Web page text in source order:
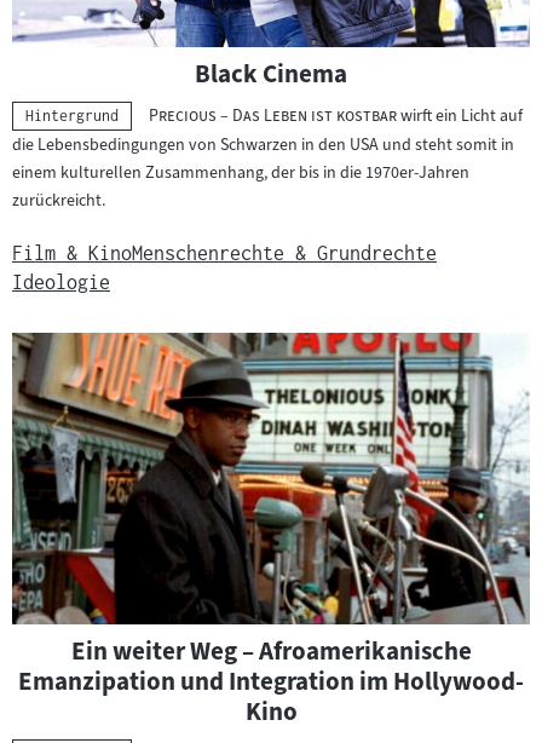
Black Cinema
Kategorie:
Hintergrund "Precious – Das Leben ist kostbar"wirft ein Licht auf
die Lebensbedingungen von Schwarzen in den USA und steht somit in
einem kulturellen Zusammenhang, der bis in die 1970er-Jahren
zurückreicht.
Film & KinoMenschenrechte & Grundrechte
Ideologie
Ein weiter Weg – Afroamerikanische
Emanzipation und Integration im Hollywood-
Kino